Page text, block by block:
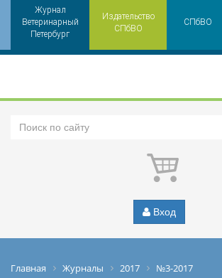
Журнал
Ветеринарный
Петербург
Издательство
СПбВО
СПбВО
Вход
Главная Журналы 2017
№3-2017